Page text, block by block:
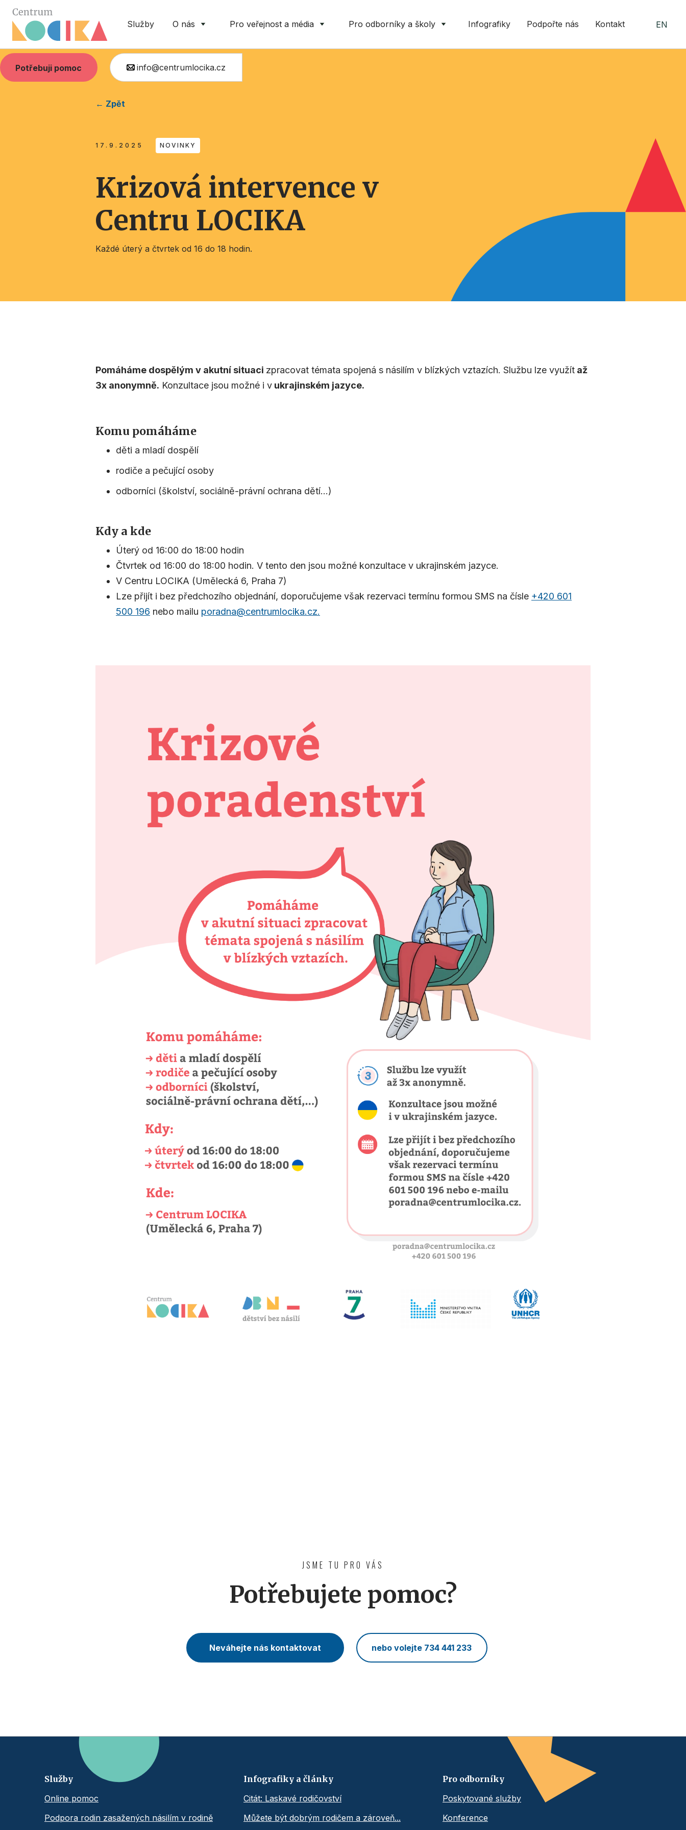
Služby O nás Pro veřejnost a média Pro odborníky a školy Infografiky Podpořte nás Kontakt EN
Potřebuji pomoc info@centrumlocika.cz
← Zpět
17.9.2025 NOVINKY
Krizová intervence v
Centru LOCIKA
Každé úterý a čtvrtek od 16 do 18 hodin.
Pomáháme dospělým v akutní situaci zpracovat témata spojená s násilím v blízkých vztazích. Službu lze využít až
3x anonymně. Konzultace jsou možné i v ukrajinském jazyce.
Komu pomáháme
děti a mladí dospělí
rodiče a pečující osoby
odborníci (školství, sociálně-právní ochrana dětí...)
Kdy a kde
Úterý od 16:00 do 18:00 hodin
Čtvrtek od 16:00 do 18:00 hodin. V tento den jsou možné konzultace v ukrajinském jazyce.
V Centru LOCIKA (Umělecká 6, Praha 7)
Lze přijít i bez předchozího objednání, doporučujeme však rezervaci termínu formou SMS na čísle +420 601
500 196 nebo mailu poradna@centrumlocika.cz.
JSME TU PRO VÁS
Potřebujete pomoc?
Neváhejte nás kontaktovat nebo volejte 734 441 233
Služby
Online pomoc
Podpora rodin zasažených násilím v rodině
Infografiky a články
Citát: Laskavé rodičovství
Můžete být dobrým rodičem a zároveň...
Pro odborníky
Poskytované služby
Konference